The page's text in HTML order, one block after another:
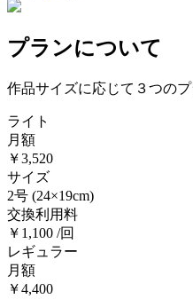
プランについて
作品サイズに応じて３つの
ライト
月額
￥3,520
サイズ
2号 (24×19cm)
交換利用料
￥1,100 /回
レギュラー
月額
￥4,400